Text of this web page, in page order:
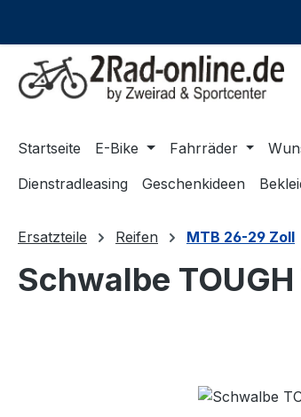
Hauptinhalt springen
Zur Suche springen
Zur Hauptnavigation springen
Startseite E-Bike Fahrräder
Dienstradleasing
Geschenkideen
Ersatzteile Reifen MTB 26-29 Zoll
Schwalbe